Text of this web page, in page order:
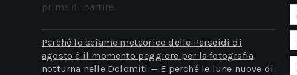
prima di partire.
Perché lo sciame meteorico delle Perseidi di
agosto è il momento peggiore per la fotografia
notturna nelle Dolomiti — E perché le lune nuove di